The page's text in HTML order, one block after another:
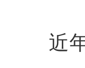
近年